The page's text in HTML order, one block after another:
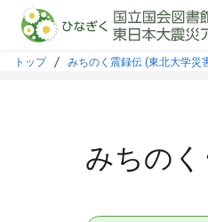
本文に飛ぶ
トップ みちのく震録伝 (東北大学災
みちのく